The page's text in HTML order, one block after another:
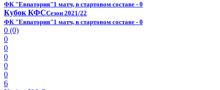
ФК "Евпатория"1 матч, в стартовом составе - 0
Кубок КФССезон 2021/22
ФК "Евпатория"1 матч, в стартовом составе - 0
0 (0)
0
0
0
0
0
6